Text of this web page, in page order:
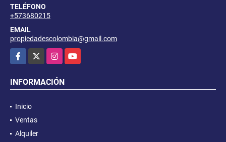
TELÉFONO
+573680215
EMAIL
propiedadescolombia@gmail.com
Facebook
InstagramYouTube
INFORMACIÓN
Inicio
Ventas
Alquiler